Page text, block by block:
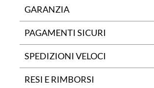
GARANZIA
PAGAMENTI SICURI
SPEDIZIONI VELOCI
RESI E RIMBORSI